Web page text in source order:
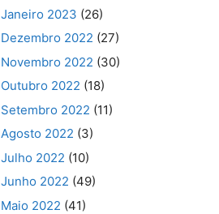
Janeiro 2023 (26)
Dezembro 2022 (27)
Novembro 2022 (30)
Outubro 2022 (18)
Setembro 2022 (11)
Agosto 2022 (3)
Julho 2022 (10)
Junho 2022 (49)
Maio 2022 (41)